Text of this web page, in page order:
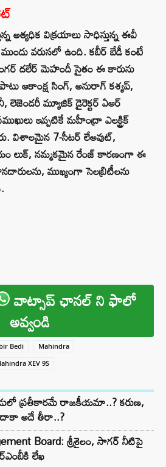
అత్యధిక విక్రయాలు సాధిస్తున్న ఈవీ
వరుసలో ఉంది. కబీర్ బేడీ కంటే
దలేర్ మెహందీ సైతం ఈ కారును
ఆకాంక్ష సింగ్, అనురాగ్ కశ్యప్,
మ్యూజిక్ డైరెక్టర్ ఏఆర్
ఇప్పటికే మహీంద్రా ఎలక్ట్రిక్
విశాలమైన 7-సీటర్ లేఅవుట్,
లుక్, నమ్మకమైన రేంజ్ కారణంగా ఈ
ముఖ్యంగా సెలబ్రిటీలను
వాట్సాప్ ఛానల్ ని ఫాలో
అవ్వండి
Bedi
Mahindra
XEV 9S
ప్రతీకారమే రాజకీయమా..? కరుణ,
దాకా అదే తీరా..?
Board: శ్రీశైలం, సాగర్ నీటిపై
లేఖ